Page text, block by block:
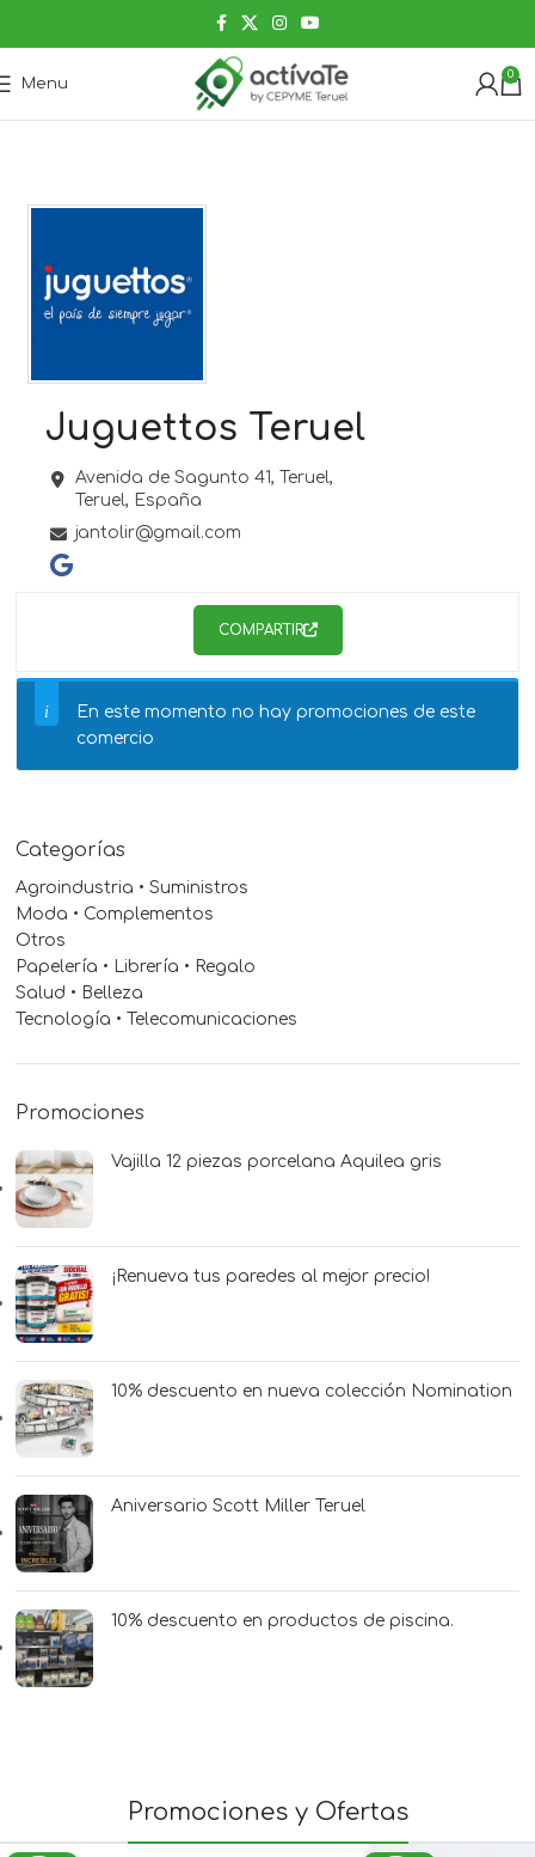
Menu
0
Categorías
Agroindustria • Suministros
Moda • Complementos
Otros
Papelería • Librería • Regalo
Salud • Belleza
Tecnología • Telecomunicaciones
Promociones
Vajilla 12 piezas porcelana Aquilea gris
¡Renueva tus paredes al mejor precio!
10% descuento en nueva colección Nomination
Aniversario Scott Miller Teruel
10% descuento en productos de piscina.
Juguettos Teruel
Avenida de Sagunto 41, Teruel,
Teruel, España
jantolir@gmail.com
COMPARTIR
En este momento no hay promociones de este
comercio
Promociones y Ofertas